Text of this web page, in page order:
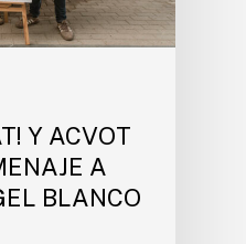
Y ACVOT
A
BLANCO